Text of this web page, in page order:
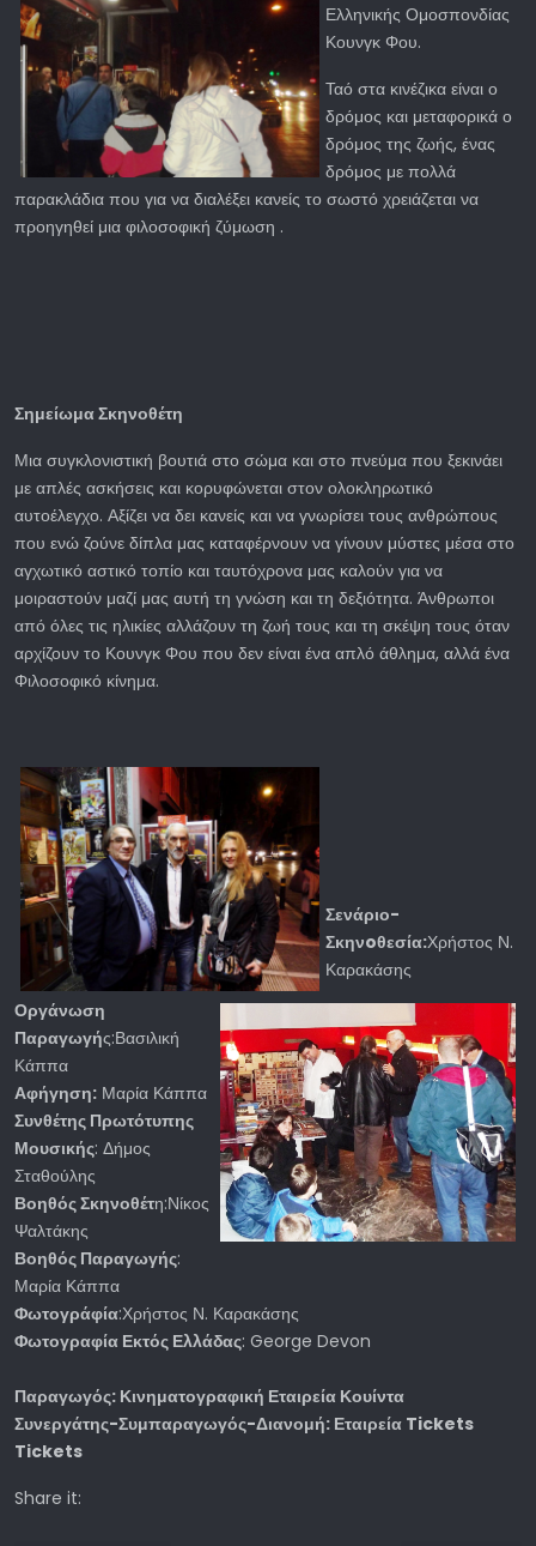
Ελληνικής Ομοσπονδίας
Κουνγκ Φου.
Ταό στα κινέζικα είναι ο
δρόμος και μεταφορικά ο
δρόμος της ζωής, ένας
δρόμος με πολλά
παρακλάδια που για να διαλέξει κανείς το σωστό χρειάζεται να
προηγηθεί μια φιλοσοφική ζύμωση .
Σημείωμα Σκηνοθέτη
Μια συγκλονιστική βουτιά στο σώμα και στο πνεύμα που ξεκινάει
με απλές ασκήσεις και κορυφώνεται στον ολοκληρωτικό
αυτοέλεγχο. Αξίζει να δει κανείς και να γνωρίσει τους ανθρώπους
που ενώ ζούνε δίπλα μας καταφέρνουν να γίνουν μύστες μέσα στο
αγχωτικό αστικό τοπίο και ταυτόχρονα μας καλούν για να
μοιραστούν μαζί μας αυτή τη γνώση και τη δεξιότητα. Άνθρωποι
από όλες τις ηλικίες αλλάζουν τη ζωή τους και τη σκέψη τους όταν
αρχίζουν το Κουνγκ Φου που δεν είναι ένα απλό άθλημα, αλλά ένα
Φιλοσοφικό κίνημα.
Σενάριο-
Σκηνoθεσία:Χρήστος Ν.
Καρακάσης
Οργάνωση
Παραγωγής:Βασιλική
Κάππα
Αφήγηση: Μαρία Κάππα
Συνθέτης Πρωτότυπης
Μουσικής: Δήμος
Σταθούλης
Βοηθός Σκηνοθέτη:Νίκος
Ψαλτάκης
Βοηθός Παραγωγής:
Μαρία Κάππα
Φωτογράφία:Χρήστος Ν. Καρακάσης
Φωτογραφία Εκτός Ελλάδας: George Devon
Παραγωγός: Κινηματογραφική Εταιρεία Κουίντα
Συνεργάτης-Συμπαραγωγός-Διανομή: Εταιρεία Tickets
Tickets
Share it: